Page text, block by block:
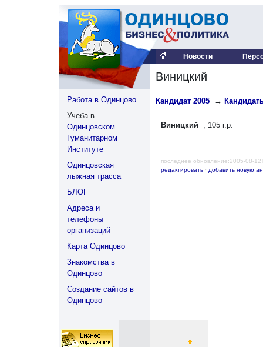
Новости
Работа в Одинцово
Учеба в
Одинцовском
Гуманитарном
Институте
Одинцовская
лыжная трасса
БЛОГ
Адреса и
телефоны
организаций
Карта Одинцово
Знакомства в
Одинцово
Создание сайтов в
Одинцово
Виницкий
Кандидат 2005 →
Виницкий , 105 г.р.
последнее обновление:2005-08-
редактировать · добавить новую